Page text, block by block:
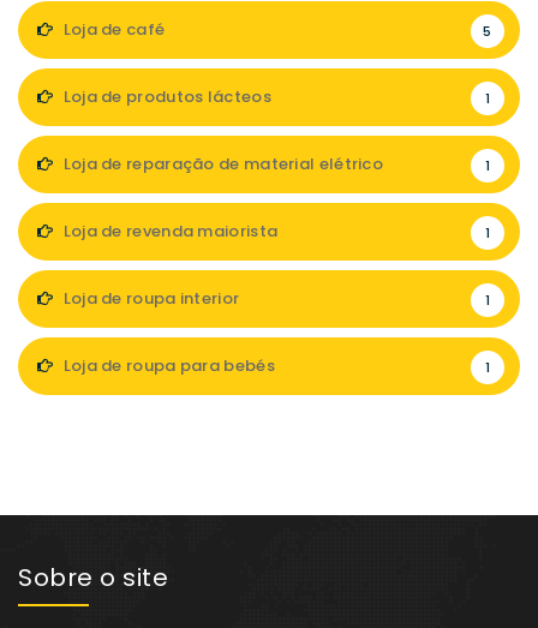
Loja de café 5
Loja de produtos lácteos 1
Loja de reparação de material elétrico 1
Loja de revenda maiorista 1
Loja de roupa interior 1
Loja de roupa para bebés 1
Sobre o site